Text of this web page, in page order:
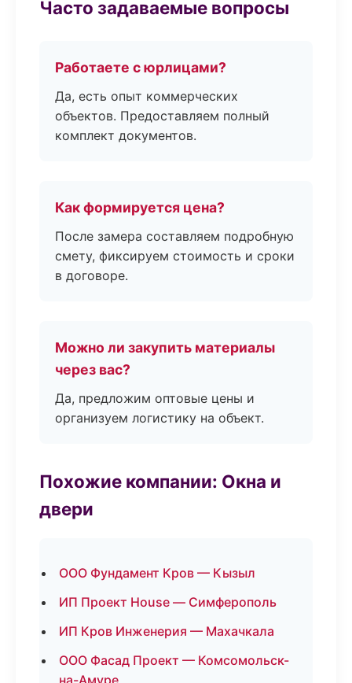
Часто задаваемые вопросы
Работаете с юрлицами?
Да, есть опыт коммерческих
объектов. Предоставляем полный
комплект документов.
Как формируется цена?
После замера составляем подробную
смету, фиксируем стоимость и сроки
в договоре.
Можно ли закупить материалы
через вас?
Да, предложим оптовые цены и
организуем логистику на объект.
Похожие компании: Окна и
двери
ООО Фундамент Кров — Кызыл
ИП Проект House — Симферополь
ИП Кров Инженерия — Махачкала
ООО Фасад Проект — Комсомольск-
на-Амуре